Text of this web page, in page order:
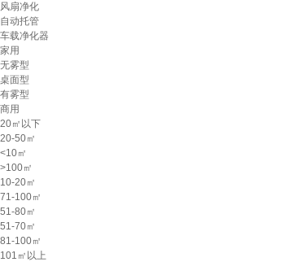
风扇净化
自动托管
车载净化器
家用
无雾型
桌面型
有雾型
商用
20㎡以下
20-50㎡
<10㎡
>100㎡
10-20㎡
71-100㎡
51-80㎡
51-70㎡
81-100㎡
101㎡以上